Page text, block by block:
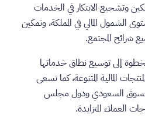
وتشجيع الابتكار في الخدمات
الشمول المالي في المملكة، وتمكين
شرائح المجتمع.
إلى توسيع نطاق خدماتها
المالية المتنوعة، كما تسعى
السوق السعودي ودول مجلس
العملاء المتزايدة.